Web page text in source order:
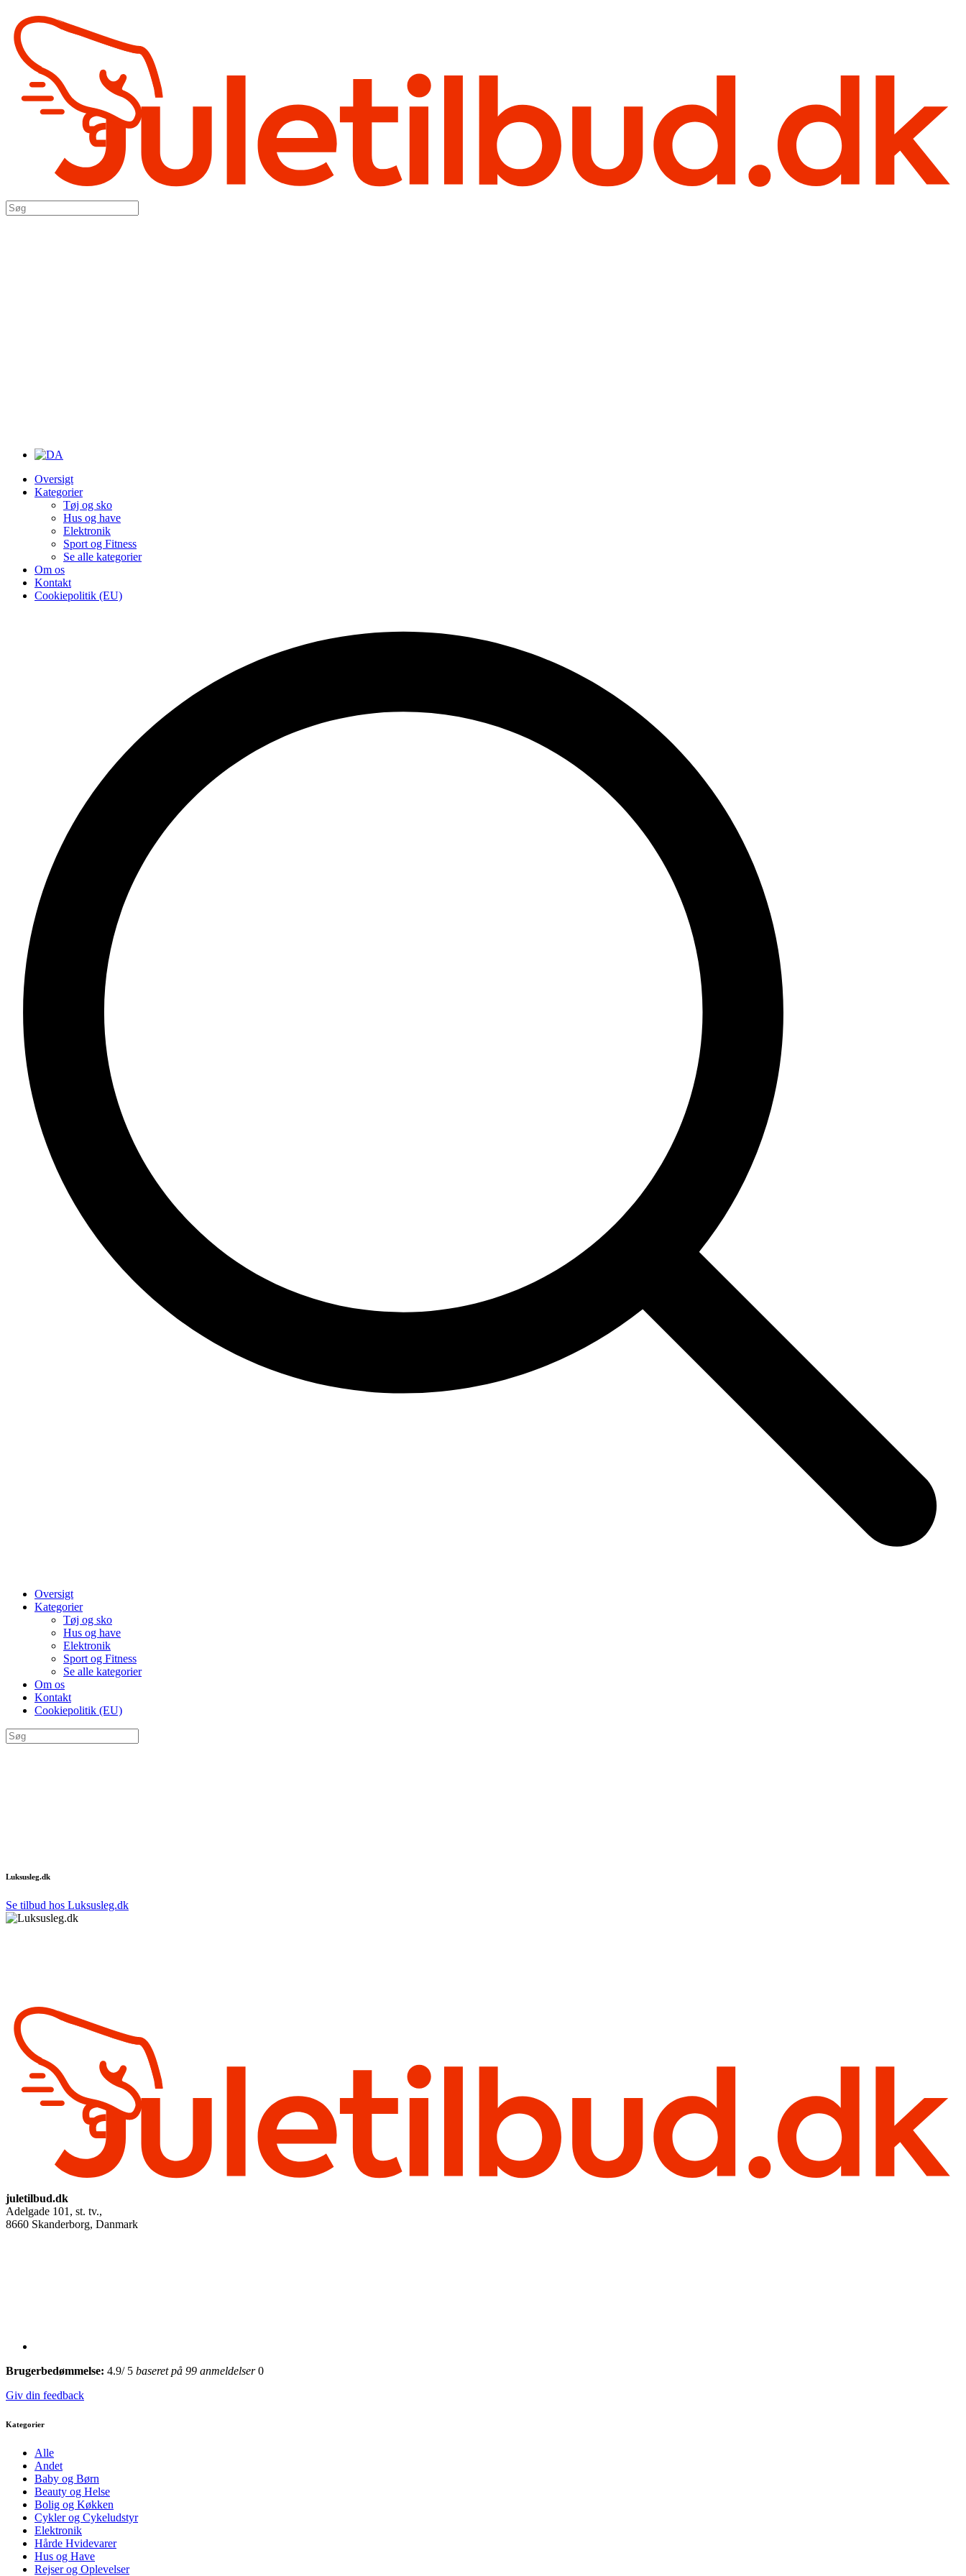
Oversigt
Kategorier
Tøj og sko
Hus og have
Elektronik
Sport og Fitness
Se alle kategorier
Om os
Kontakt
Cookiepolitik (EU)
Oversigt
Kategorier
Tøj og sko
Hus og have
Elektronik
Sport og Fitness
Se alle kategorier
Om os
Kontakt
Cookiepolitik (EU)
Luksusleg.dk
Se tilbud hos Luksusleg.dk
juletilbud.dk
Adelgade 101, st. tv.,
8660 Skanderborg, Danmark
Brugerbedømmelse: 4.9/ 5 baseret på 99 anmeldelser0
Giv din feedback
Kategorier
Alle
Andet
Baby og Børn
Beauty og Helse
Bolig og Køkken
Cykler og Cykeludstyr
Elektronik
Hårde Hvidevarer
Hus og Have
Rejser og Oplevelser